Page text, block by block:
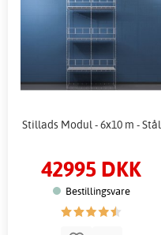
Stillads Modul - 6x10 m - Stål
42995 DKK
Bestillingsvare